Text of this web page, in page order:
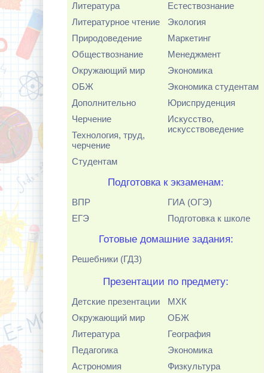
Литература
Литературное чтение
Природоведение
Обществознание
Окружающий мир
ОБЖ
Дополнительно
Черчение
Технология, труд,
черчение
Студентам
Естествознание
Экология
Маркетинг
Менеджмент
Экономика
Экономика студентам
Юриспруденция
Искусство,
искусствоведение
Подготовка к экзаменам:
ВПР
ЕГЭ
ГИА (ОГЭ)
Подготовка к школе
Готовые домашние задания:
Решебники (ГДЗ)
Презентации по предмету:
Детские презентации
Окружающий мир
Литература
Педагогика
Астрономия
МХК
ОБЖ
География
Экономика
Физкультура